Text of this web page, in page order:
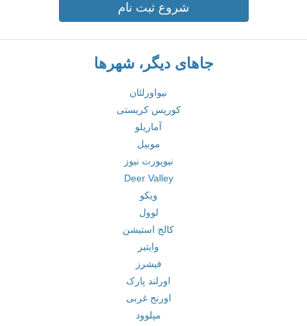
شروع ثبت نام
جاهای دیگر، شهرها
نیواورلئان
کورپس کریستی
آماریلو
موبیل
نیوپورت نیوز
Deer Valley
ویکو
لوول
کالج استیشن
وایتیر
فیشرز
اورلند پارک
اورنج غربی
مپلوود